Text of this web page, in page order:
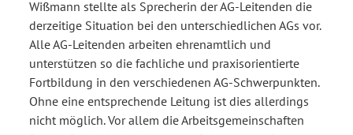
Wißmann stellte als Sprecherin der AG-Leitenden die
derzeitige Situation bei den unterschiedlichen AGs vor.
Alle AG-Leitenden arbeiten ehrenamtlich und
unterstützen so die fachliche und praxisorientierte
Fortbildung in den verschiedenen AG-Schwerpunkten.
Ohne eine entsprechende Leitung ist dies allerdings
nicht möglich. Vor allem die Arbeitsgemeinschaften